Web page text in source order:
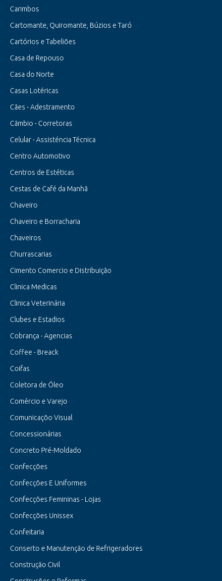
Carimbos
Cartomante, Quiromante, Búzios e Taró
Cartórios e Tabeliões
Casa de Repouso
Casa do Norte
Casas Lotéricas
Cães - Adestramento
Cãmbio - Corretoras
Celular - Assisténcia Técnica
Centro Automotivo
Centros de Estéticas
Cestas de Café da Manhã
Chaveiro
Chaveiro e Borracharia
Chaveiros
Churrascarias
Cimento Comercio e Distribuição
Clinica Medicas
Clinica Veterinária
Clubes e Estadios
Cobrança - Agencias
Coffee - Breack
Coifas
Coletora de Óleo
Comércio e Varejo
Comunicaçõo Visual
Concessionárias
Concreto Pré-Moldado
Confecções
Confecções E Uniformes
Confecções Femininas - Lojas
Confecções Unissex
Confeitaria
Conserto e Manutenção de Refrigeradores
Construção Civil